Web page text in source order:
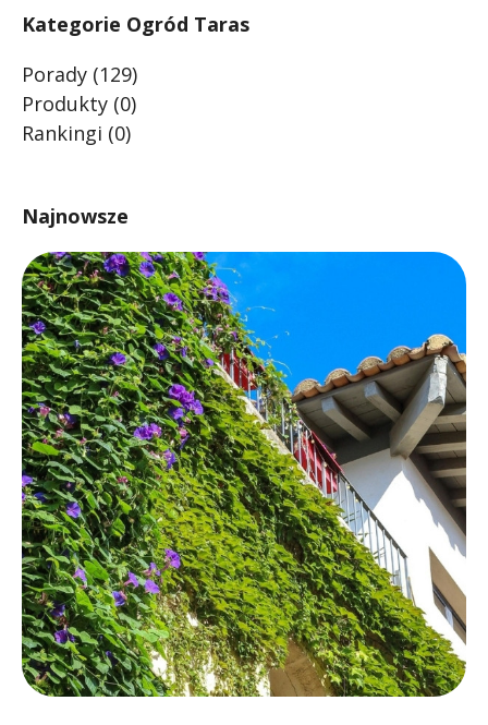
Kategorie Ogród Taras
Porady (129)
Produkty (0)
Rankingi (0)
Najnowsze